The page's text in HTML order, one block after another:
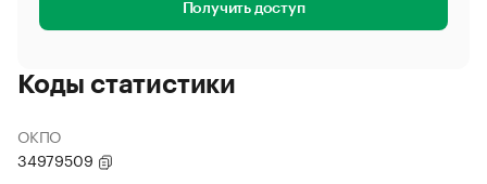
Получить доступ
Коды статистики
ОКПО
34979509